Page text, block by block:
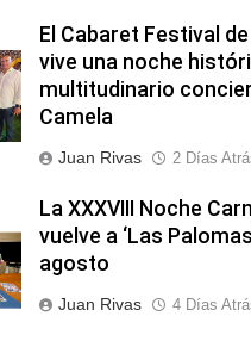
El Cabaret Festival
vive una noche
multitudinario
Camela
Juan Rivas 2 Días
La XXXVIII Noche
vuelve a ‘Las
agosto
Juan Rivas 4 Días